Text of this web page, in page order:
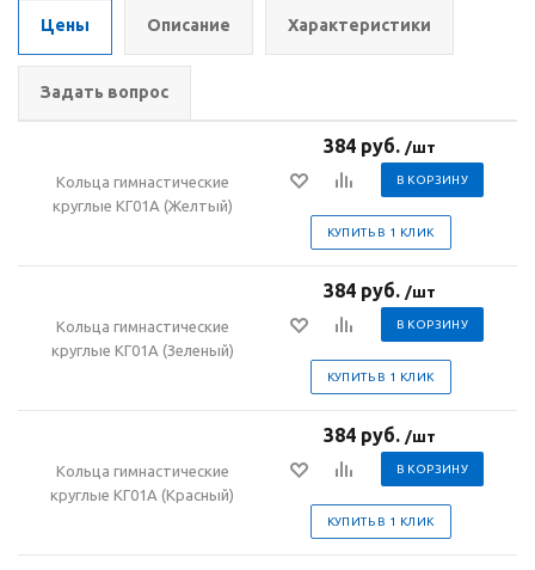
Цены Описание Характеристики
Задать вопрос
Кольца гимнастические
круглые КГ01А (Желтый)
384 руб. /шт
В КОРЗИНУ
КУПИТЬ В 1 КЛИК
Кольца гимнастические
круглые КГ01А (Зеленый)
384 руб. /шт
В КОРЗИНУ
КУПИТЬ В 1 КЛИК
Кольца гимнастические
круглые КГ01А (Красный)
384 руб. /шт
В КОРЗИНУ
КУПИТЬ В 1 КЛИК